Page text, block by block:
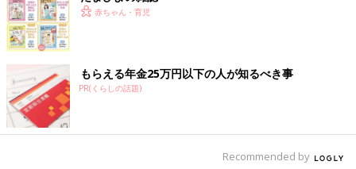
赤ちゃん・育児
もらえる年金25万円以下の人が知るべき事
PR(くらしの話題)
Recommended by